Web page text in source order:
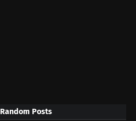
Random Posts